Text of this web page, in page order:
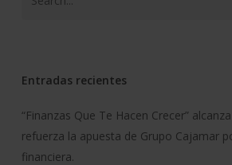
Entradas recientes
“Finanzas Que Te Hacen Crecer”
refuerza la apuesta de Grupo Cajamar
financiera.